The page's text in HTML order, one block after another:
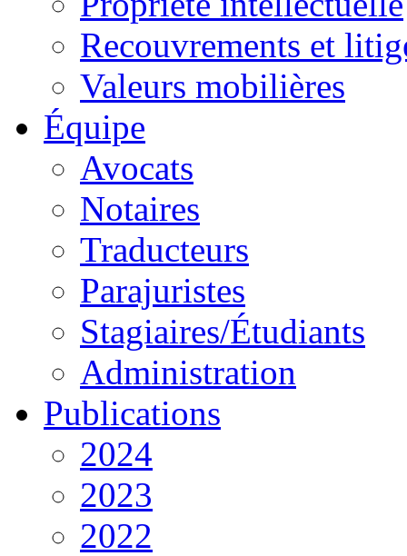
Recouvrements et
Valeurs mobilières
Équipe
Avocats
Notaires
Traducteurs
Parajuristes
Stagiaires/Étudiants
Administration
Publications
2024
2023
2022